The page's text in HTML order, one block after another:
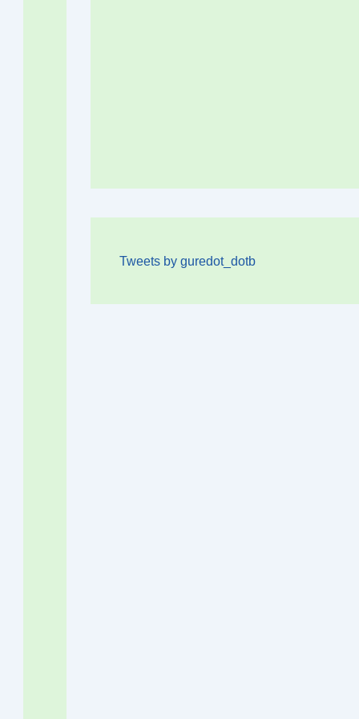
Tweets by guredot_dotb